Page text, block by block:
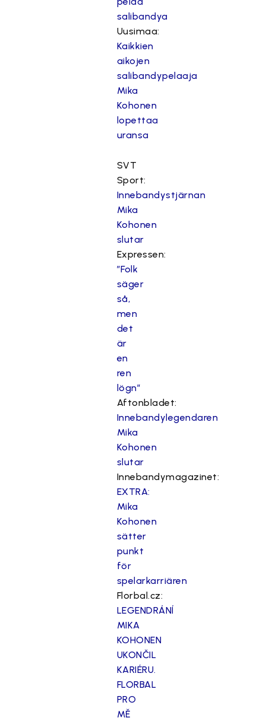
salibandya
Uusimaa:
Kaikkien
aikojen
salibandypelaaja
Mika
Kohonen
lopettaa
uransa
SVT
Sport:
Innebandystjärnan
Mika
Kohonen
slutar
Expressen:
”Folk
säger
så,
men
det
är
en
ren
lögn”
Aftonbladet:
Innebandylegendaren
Mika
Kohonen
slutar
Innebandymagazinet:
EXTRA:
Mika
Kohonen
sätter
punkt
för
spelarkarriären
Florbal.cz:
LEGENDRÁNÍ
MIKA
KOHONEN
UKONČIL
KARIÉRU.
FLORBAL
PRO
MĚ